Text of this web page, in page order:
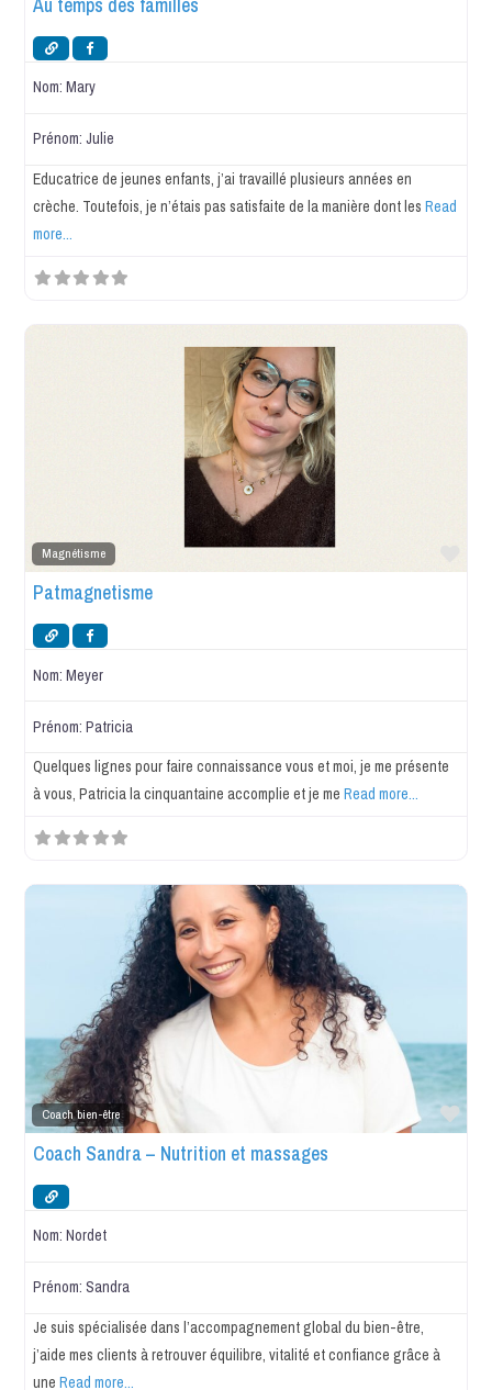
Nom:Mary
Prénom:Julie
Educatrice de jeunes enfants, j’ai travaillé plusieurs années en
crèche. Toutefois, je n’étais pas satisfaite de la manière dont lesRead
more...
Magnétisme
Patmagnetisme
Nom:Meyer
Prénom:Patricia
Quelques lignes pour faire connaissance vous et moi, je me présente
à vous, Patricia la cinquantaine accomplie et je meRead more...
Coach bien-être
Coach Sandra – Nutrition et massages
Nom:Nordet
Prénom:Sandra
Je suis spécialisée dans l’accompagnement global du bien-être,
j’aide mes clients à retrouver équilibre, vitalité et confiance grâce à
uneRead more...